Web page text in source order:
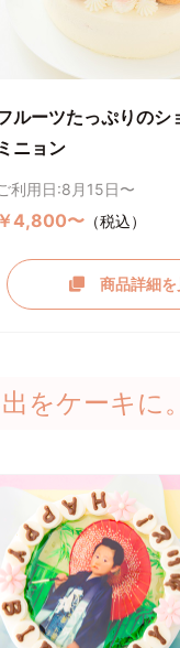
ルーツたっぷりのシ
ミニョン
利用日:8月15日〜
￥4,800〜 （税込）
商品詳細を
をケーキに